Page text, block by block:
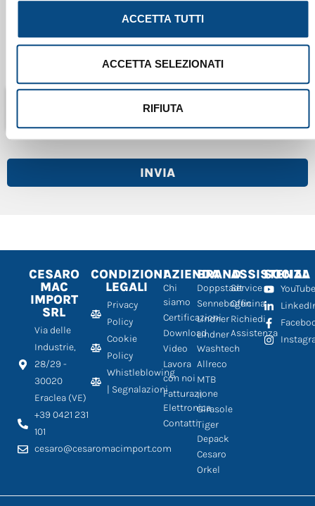
ACCETTA TUTTI
ACCETTA SELEZIONATI
RIFIUTA
PRIVACY POLICY
INVIA
CESARO
MAC
IMPORT
SRL
Via delle
Industrie,
28/29 -
30020
Eraclea (VE)
+39 0421 231
101
cesaro@cesaromacimport.com
CONDIZIONI
LEGALI
Privacy
Policy
Cookie
Policy
Whistleblowing
| Segnalazioni
AZIENDA
Chi
siamo
Certificazioni
Download
Video
Lavora
con noi
Fatturazione
Elettronica
Contatti
BRAND
Doppstadt
Sennebogen
Lindner
Lindner
Washtech
Allreco
MTB
Il
Girasole
Tiger
Depack
Cesaro
Orkel
ASSISTENZA
Service
Officina
Richiedi
Assistenza
SOCIAL